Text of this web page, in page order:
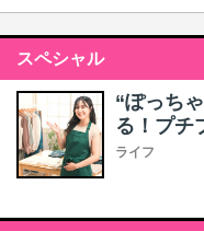
スペシャル
“ぽっち
る！プチ
ライフ